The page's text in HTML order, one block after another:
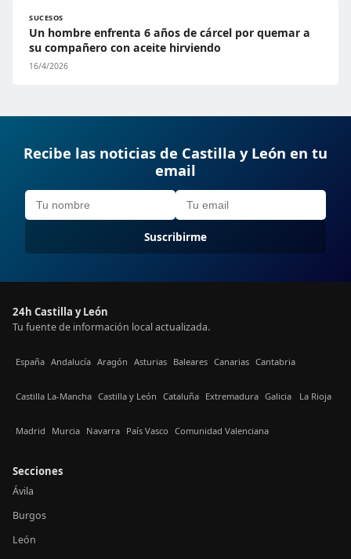
SUCESOS
Un hombre enfrenta 6 años de cárcel por quemar a
su compañero con aceite hirviendo
16/4/2026
Recibe las noticias de Castilla y León en tu
email
Suscribirme
24h Castilla y León
Tu fuente de información local actualizada.
España Andalucía Aragón Asturias Baleares Canarias Cantabria
Castilla La-Mancha Castilla y León Cataluña Extremadura Galicia La Rioja
Madrid Murcia Navarra País Vasco Comunidad Valenciana
Secciones
Ávila
Burgos
León